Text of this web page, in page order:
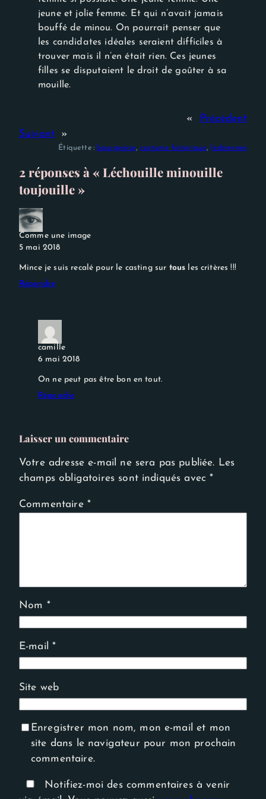
jeune et jolie femme. Et qui n’avait jamais
bouffé de minou. On pourrait penser que
les candidates idéales seraient difficiles à
trouver mais il n’en était rien. Ces jeunes
filles se disputaient le droit de goûter à sa
mouille.
«
Précédent
Suivant
»
Étiquette : bourgeoise, costume historique, lesbiennes
2 réponses à « Léchouille minouille
toujouille »
Comme une image
5 mai 2018
Mince je suis recalé pour le casting sur tous les critères !!!
Répondre
camille
6 mai 2018
On ne peut pas être bon en tout.
Répondre
Laisser un commentaire
Votre adresse e-mail ne sera pas publiée. Les
champs obligatoires sont indiqués avec*
Commentaire *
Nom *
E-mail*
Site web
Enregistrer mon nom, mon e-mail et mon
site dans le navigateur pour mon prochain
commentaire.
Notifiez-moi des commentaires à venir